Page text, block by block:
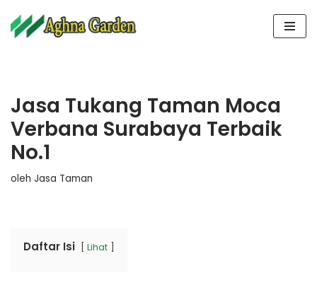
Lompat
Jasa Tukang Taman Moca
Verbana Surabaya Terbaik
No.1
oleh Jasa Taman
Daftar Isi Lihat